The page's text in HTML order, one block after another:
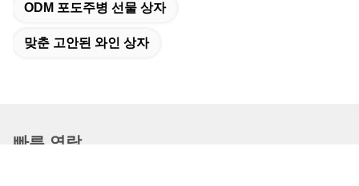
ODM 포도주병 선물 상자
맞춘 고안된 와인 상자
빠른 연락